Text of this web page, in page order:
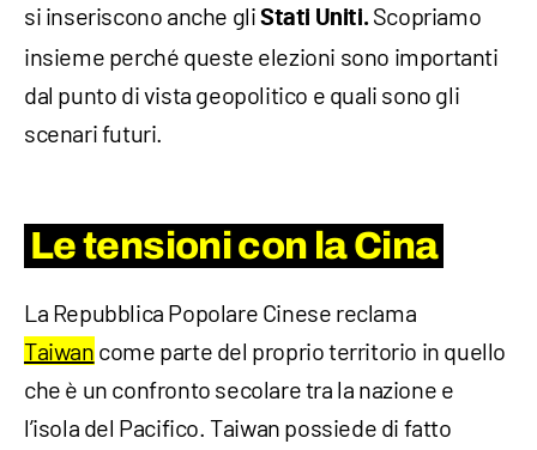
si inseriscono anche gliStati Uniti.Scopriamo
insieme perché queste elezioni sono importanti
dal punto di vista geopolitico e quali sono gli
scenari futuri.
Le tensioni con la Cina
La Repubblica Popolare Cinese reclama
Taiwan come parte del proprio territorio in quello
che è un confronto secolare tra la nazione e
l’isola del Pacifico. Taiwan possiede di fatto